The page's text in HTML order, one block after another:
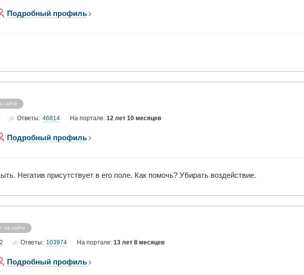
Подробный профиль
сайте
Ответы: 46814 На портале: 12 лет 10 месяцев
Подробный профиль
Негатив присутствует в его поле. Как помочь? Убирать воздействие.
на сайте
Ответы: 103974 На портале: 13 лет 8 месяцев
Подробный профиль